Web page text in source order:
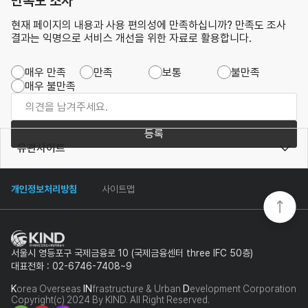
현재 페이지의 내용과 사용 편의성에 만족하십니까? 만족도 조사
결과는 익명으로 서비스 개선을 위한 자료로 활용합니다.
매우 만족 만족 보통
불만족
매우 불만족
등록
개인정보처리방침 사이트맵
유관사이트
서울시 영등포구 국제금융로 10 (국제금융센터 three IFC 50층)
대표전화 : 02-6746-7408~9
Korea Overseas INfrastructure & Urban Development Corporation
Copyright(c) 2024 By KIND. All Right Reserved.